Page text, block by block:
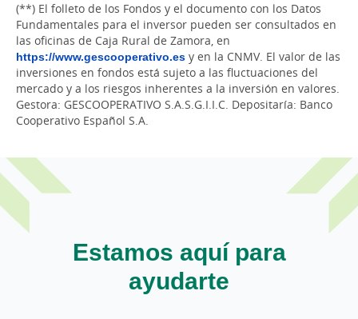
(**) El folleto de los Fondos y el documento con los Datos
Fundamentales para el inversor pueden ser consultados en
las oficinas de Caja Rural de Zamora, en
https://www.gescooperativo.es y en la CNMV. El valor de las
inversiones en fondos está sujeto a las fluctuaciones del
mercado y a los riesgos inherentes a la inversión en valores.
Gestora: GESCOOPERATIVO S.A.S.G.I.I.C. Depositaría: Banco
Cooperativo Español S.A.
Estamos aquí para
ayudarte